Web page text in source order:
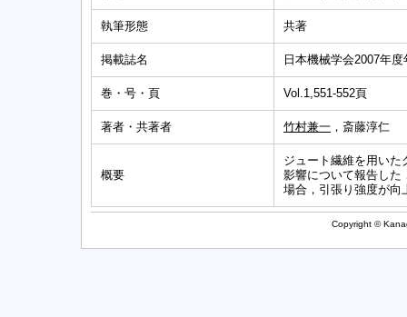
執筆形態 共著
掲載誌名 日本機械学会2007年
巻・号・頁 Vol.1,551-552頁
著者・共著者 竹村兼一 ，斎藤淳仁
概要
ジュート繊維を用い
影響について報告し
場合，引張り強度が向
Copyright ©